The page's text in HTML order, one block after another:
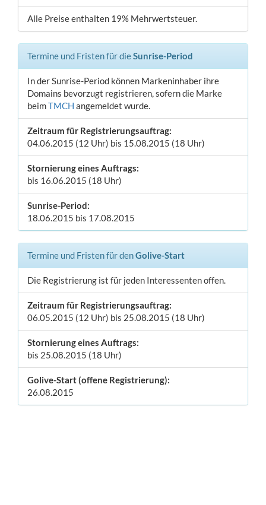
Alle Preise enthalten 19% Mehrwertsteuer.
Termine und Fristen für dieSunrise-Period
In der Sunrise-Period können Markeninhaber ihre
Domains bevorzugt registrieren, sofern die Marke
beimTMCH angemeldet wurde.
Zeitraum für Registrierungsauftrag:
04.06.2015 (12 Uhr) bis 15.08.2015 (18 Uhr)
Stornierung eines Auftrags:
bis 16.06.2015 (18 Uhr)
Sunrise-Period:
18.06.2015 bis 17.08.2015
Termine und Fristen für denGolive-Start
Die Registrierung ist für jeden Interessenten offen.
Zeitraum für Registrierungsauftrag:
06.05.2015 (12 Uhr) bis 25.08.2015 (18 Uhr)
Stornierung eines Auftrags:
bis 25.08.2015 (18 Uhr)
Golive-Start (offene Registrierung):
26.08.2015